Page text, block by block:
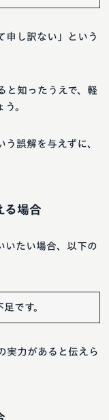
申し訳ない」という
と知ったうえで、軽
。
誤解を与えずに、
る場合
いたい場合、以下の
です。
実力があると伝えら